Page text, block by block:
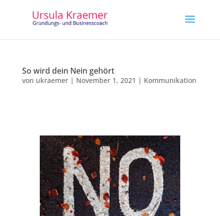
So wird dein Nein gehört
von ukraemer| November 1, 2021 | Kommunikation